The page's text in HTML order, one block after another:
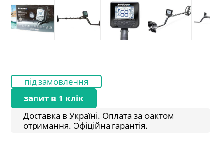
під замовлення
запит в 1 клік
Доставка в Україні. Оплата за фактом
отримання. Офіційна гарантія.